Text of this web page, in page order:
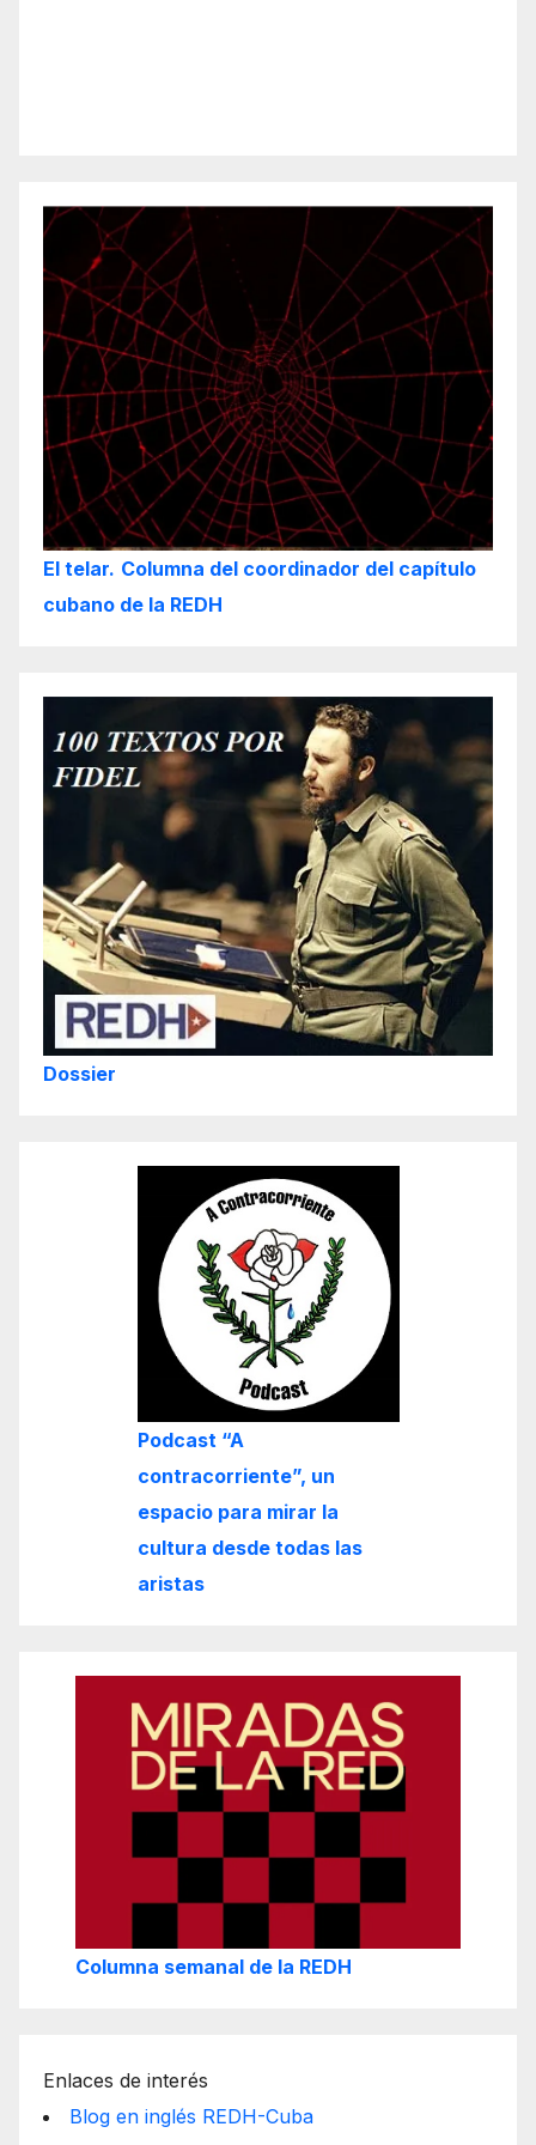
El telar. Columna del coordinador del capítulo
cubano de la REDH
Dossier
Podcast “A
contracorriente”, un
espacio para mirar la
cultura desde todas las
aristas
Columna semanal de la REDH
Enlaces de interés
Blog en inglés REDH-Cuba